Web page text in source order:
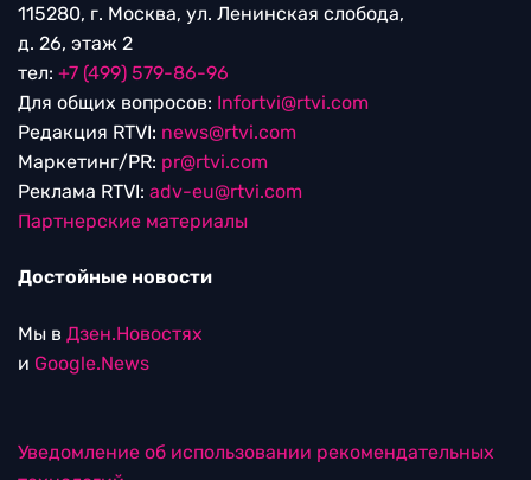
115280, г. Москва, ул. Ленинская слобода,
д. 26, этаж 2
тел: +7 (499) 579-86-96
Для общих вопросов: Infortvi@rtvi.com
Редакция RTVI: news@rtvi.com
Маркетинг/PR: pr@rtvi.com
Реклама RTVI: adv-eu@rtvi.com
Партнерские материалы
Достойные новости
Мы в Дзен.Новостях
и Google.News
Уведомление об использовании рекомендательных